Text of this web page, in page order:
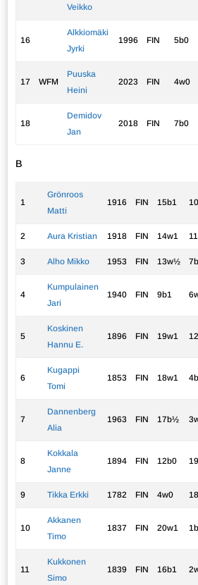
Veikko
16
Alkkiomäki
Jyrki
1996 FIN 5b0
17 WFM
Puuska
Heini
2023 FIN 4w0
18
Demidov
Jan
2018 FIN 7b0
B
1
Grönroos
Matti
1916 FIN 15b1
2 Aura Kristian 1918 FIN 14w1
3 Alho Mikko 1953 FIN 13w½
4
Kumpulainen
Jari
1940 FIN 9b1
5
Koskinen
Hannu E.
1896 FIN 19w1
6
Kugappi
Tomi
1853 FIN 18w1
7
Dannenberg
Alia
1963 FIN 17b½
8
Kokkala
Janne
1894 FIN 12b0
9 Tikka Erkki 1782 FIN 4w0
10
Akkanen
Timo
1837 FIN 20w1
11
Kukkonen
Simo
1839 FIN 16b1